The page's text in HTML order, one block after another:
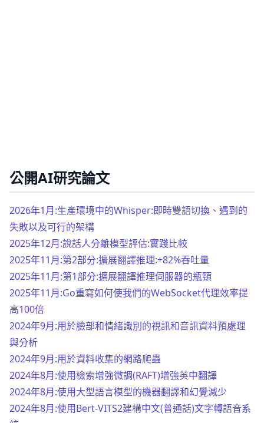
公開AI研究論文
2026年1月:生產環境中的Whisper:即時雙語切換、遇到的
失敗以及可行的架構
2025年12月:說話人分離模型評估:實踐比較
2025年11月:第2部分:擴展翻譯推理:+82%吞吐量
2025年11月:第1部分:擴展翻譯推理伺服器的瓶頸
2025年11月:Go重寫如何使我們的WebSocket代理效率提
高100倍
2024年9月:用於臉部和情緒識別的視訊和音訊資料預處理
與分析
2024年9月:用於資料收集的網路爬蟲
2024年8月:使用檢索增強微調(RAFT)增強英中翻譯
2024年8月:使用大型語言模型的機器翻譯和幻覺減少
2024年8月:使用Bert-VITS2建構中文(普通話)文字轉語音系